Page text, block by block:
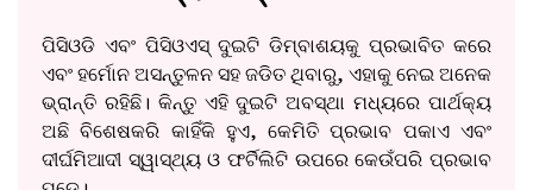
ପିସିଓଡି ଏବଂ ପିସିଓଏସ୍ ଦୁଇଟି ଡିମ୍ବାଶୟକୁ ପ୍ରଭାବିତ କରେ
ଏବଂ ହର୍ମୋନ ଅସନ୍ତୁଳନ ସହ ଜଡିତ ଥିବାରୁ, ଏହାକୁ ନେଇ ଅନେକ
ଭ୍ରାନ୍ତି ରହିଛି। କିନ୍ତୁ ଏହି ଦୁଇଟି ଅବସ୍ଥା ମଧ୍ୟରେ ପାର୍ଥକ୍ୟ
ଅଛି ବିଶେଷକରି କାହିଁକି ହୁଏ, କେମିତି ପ୍ରଭାବ ପକାଏ ଏବଂ
ଦୀର୍ଘମିଆଦୀ ସ୍ୱାସ୍ଥ୍ୟ ଓ ଫର୍ଟିଲିଟି ଉପରେ କେଉଁପରି ପ୍ରଭାବ